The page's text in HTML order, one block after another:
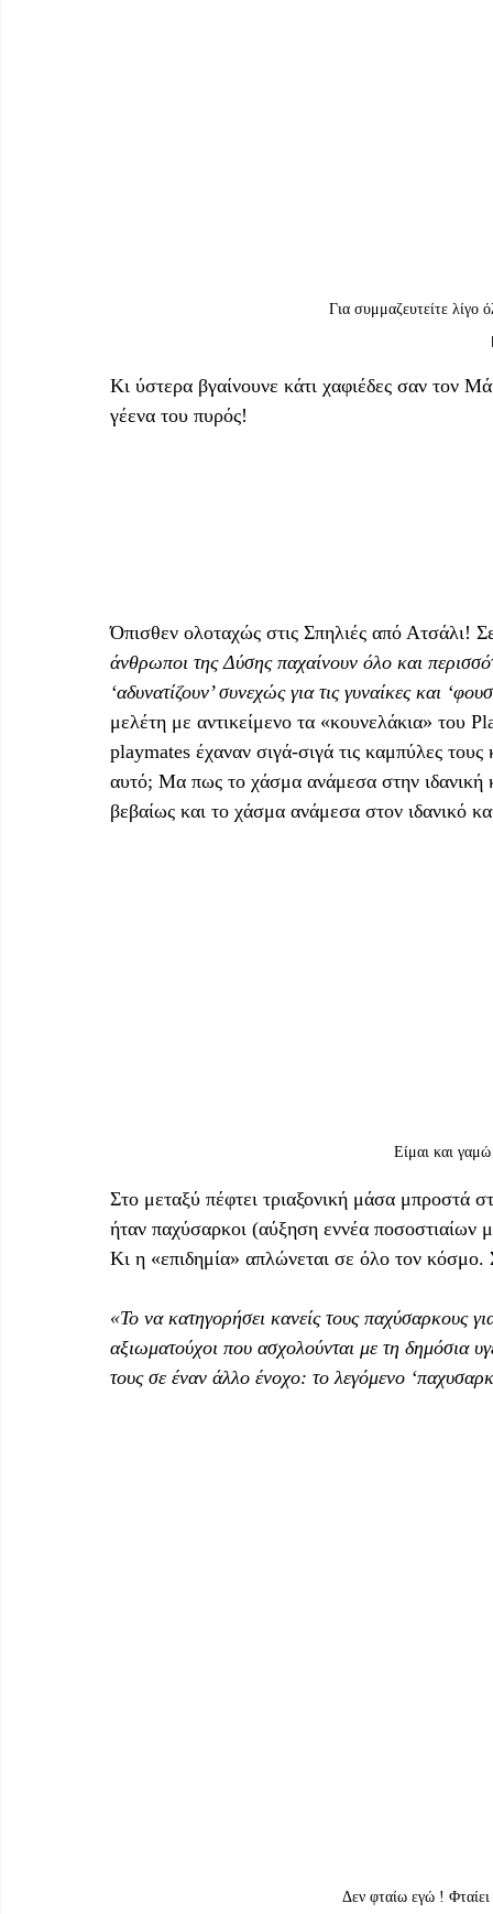
Για συμμαζευτείτε λίγο
Κι ύστερα βγαίνουνε κάτι χαφιέδες σαν τον
γέενα του πυρός!
Όπισθεν ολοταχώς στις Σπηλιές από Ατσάλι!
άνθρωποι της Δύσης παχαίνουν όλο και
‘αδυνατίζουν’ συνεχώς για τις γυναίκες και
μελέτη με αντικείμενο τα «κουνελάκια» του
playmates έχαναν σιγά-σιγά τις καμπύλες
αυτό; Μα πως το χάσμα ανάμεσα στην ιδανική
βεβαίως και το χάσμα ανάμεσα στον ιδανικό
Είμαι και γαμώ
Στο μεταξύ πέφτει τριαξονική μάσα
ήταν παχύσαρκοι (αύξηση εννέα ποσοστιαίων
Κι η «επιδημία» απλώνεται σε όλο τον κόσμο.
«Το να κατηγορήσει κανείς τους παχύσαρκους
αξιωματούχοι που ασχολούνται με τη δημόσια
τους σε έναν άλλο ένοχο: το λεγόμενο
Δεν φταίω εγώ !